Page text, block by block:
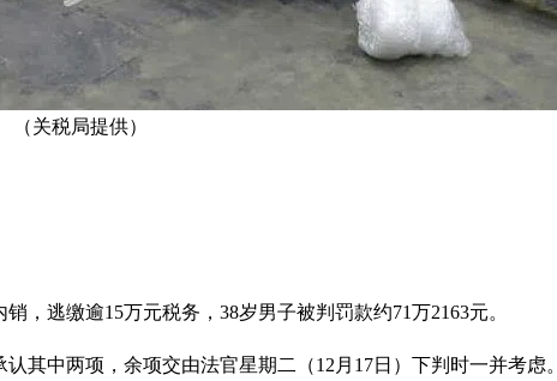
关税局提供）
，逃缴逾15万元税务，38岁男子被判罚款约71万2163元。
其中两项，余项交由法官星期二（12月17日）下判时一并考虑。